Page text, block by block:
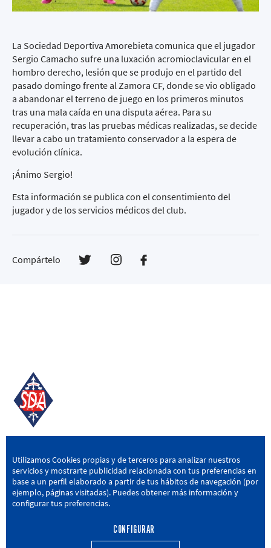
La Sociedad Deportiva Amorebieta comunica que el jugador
Sergio Camacho sufre una luxación acromioclavicular en el
hombro derecho, lesión que se produjo en el partido del
pasado domingo frente al Zamora CF, donde se vio obligado
a abandonar el terreno de juego en los primeros minutos
tras una mala caída en una disputa aérea. Para su
recuperación, tras las pruebas médicas realizadas, se decide
llevar a cabo un tratamiento conservador a la espera de
evolución clínica.
¡Ánimo Sergio!
Esta información se publica con el consentimiento del
jugador y de los servicios médicos del club.
Compártelo
SD AMOREBIETA
San Miguel Kalea, 16, 48340 Amorebieta, Bizkaia
946 604 751 | sda@sdamorebieta.eus
Utilizamos Cookies propias y de terceros para analizar nuestros
servicios y mostrarte publicidad relacionada con tus preferencias en
base a un perfil elaborado a partir de tus hábitos de navegación (por
ejemplo, páginas visitadas). Puedes obtener más información y
configurar tus preferencias.
CONFIGURAR